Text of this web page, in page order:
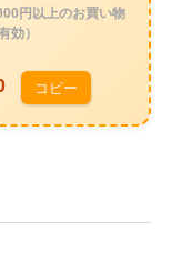
円以上のお買い物
効）
コピー